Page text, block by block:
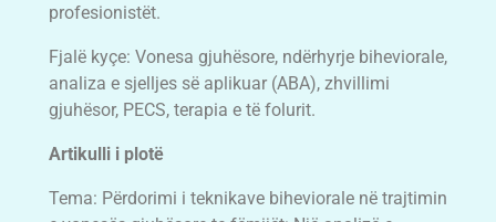
profesionistët.
Fjalë kyçe: Vonesa gjuhësore, ndërhyrje biheviorale,
analiza e sjelljes së aplikuar (ABA), zhvillimi
gjuhësor, PECS, terapia e të folurit.
Artikulli i plotë
Tema: Përdorimi i teknikave biheviorale në trajtimin